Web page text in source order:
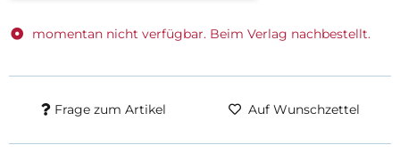
momentan nicht verfügbar. Beim Verlag nachbestellt.
Frage zum Artikel Auf Wunschzettel